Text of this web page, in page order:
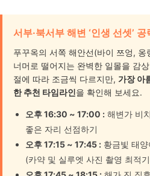
서부·북서부 해변 ‘인생 선셋’
푸꾸옥의 서쪽 해안선(바이 쯔엉,
너머로 떨어지는 완벽한 일몰을 감
절에 따라 조금씩 다르지만, 가장 아
한 추천 타임라인을 확인해 보세요.
오후 16:30 ~ 17:00 : 해변가 비
좋은 자리 선점하기
오후 17:15 ~ 17:45 : 황금빛 태
(카약 및 실루엣 사진 촬영 최적